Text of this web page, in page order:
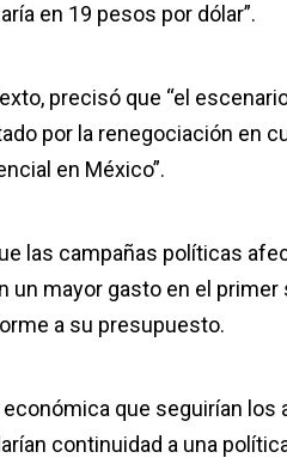
en 19 pesos por dólar”.
precisó que “el
por la renegociación en
en México”.
las campañas políticas
un mayor gasto en el
a su presupuesto.
que seguirían los
continuidad a una